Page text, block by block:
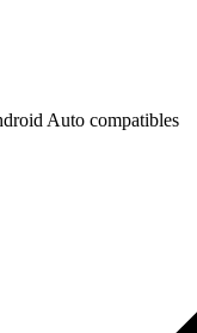
Auto compatibles